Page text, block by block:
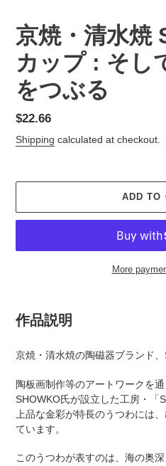
京焼・清水焼
カップ : そし
をつぶる
Regular
price
$22.66
Shipping calculated at checkout.
ADD TO
More
product
to
cart
作品説明
京焼・清水焼の陶磁器ブランド、
陶板画制作等のアートワークを
SHOWKO氏が設立した工房・「
上品な金彩が特長のうつわには
ています。
このうつわが表すのは、海の奥